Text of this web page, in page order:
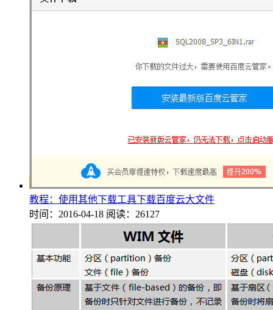
教程：使用其他下载工具下载百度云大文件
时间：2016-04-18 阅读：26127